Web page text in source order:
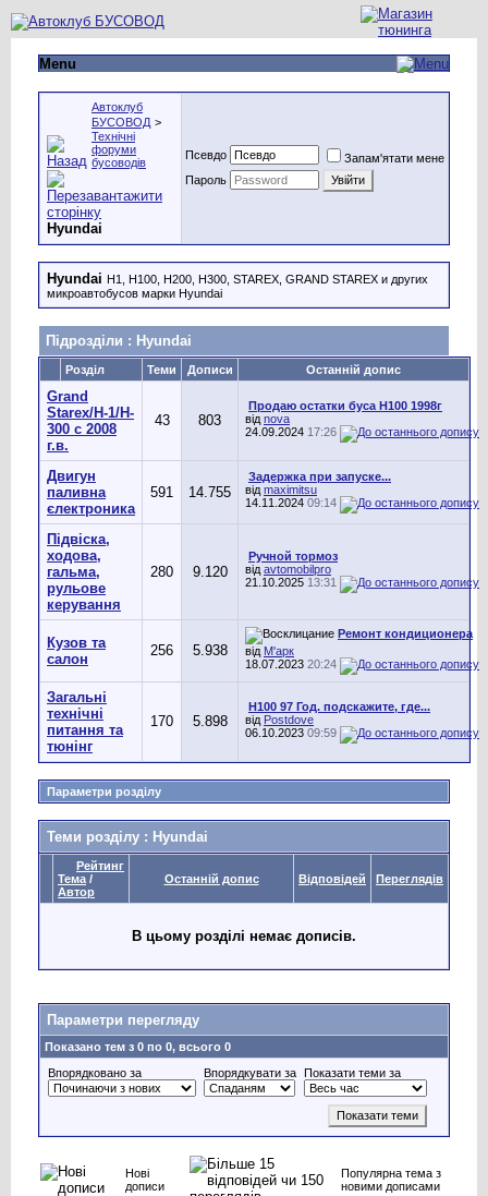
Menu
Автоклуб
БУСОВОД >
Технічні
форуми
бусоводів
Hyundai
Псевдо
Запам'ятати мене
Пароль
Hyundai H1, H100, H200, H300, STAREX, GRAND STAREX и других
микроавтобусов марки Hyundai
Підрозділи : Hyundai
Розділ Теми Дописи Останній допис
Grand
Starex/H-1/H-
300 с 2008
г.в.
43 803
Продаю остатки буса Н100 1998г
від nova
24.09.2024 17:26
Двигун
паливна
єлектроника
591 14.755
Задержка при запуске...
від maximitsu
14.11.2024 09:14
Підвіска,
ходова,
гальма,
рульове
керування
280 9.120
Ручной тормоз
від avtomobilpro
21.10.2025 13:31
Кузов та
салон
256 5.938
Ремонт кондиционера
від М'арк
18.07.2023 20:24
Загальні
технічні
питання та
тюнінг
170 5.898
H100 97 Год. подскажите, где...
від Postdove
06.10.2023 09:59
Параметри розділу
Теми розділу : Hyundai
Рейтинг
Тема /
Автор
Останній допис Відповідей Переглядів
В цьому розділі немає дописів.
Параметри перегляду
Показано тем з 0 по 0, всього 0
Впорядковано за
Впорядкувати за Показати теми за
Нові
дописи
Популярна тема з
новими дописами